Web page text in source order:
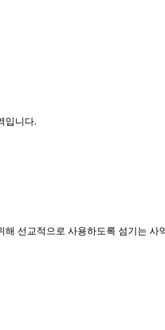
입니다.
해 선교적으로 사용하도록 섬기는 사